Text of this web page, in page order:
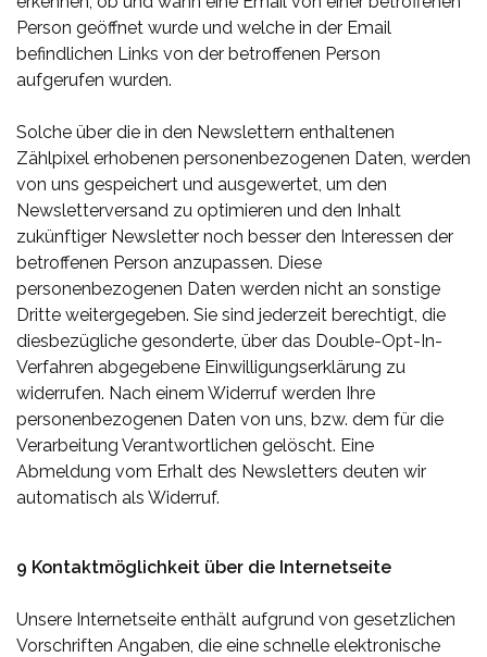
Person geöffnet wurde und welche in der Email
befindlichen Links von der betroffenen Person
aufgerufen wurden.
Solche über die in den Newslettern enthaltenen
Zählpixel erhobenen personenbezogenen Daten, werden
von uns gespeichert und ausgewertet, um den
Newsletterversand zu optimieren und den Inhalt
zukünftiger Newsletter noch besser den Interessen der
betroffenen Person anzupassen. Diese
personenbezogenen Daten werden nicht an sonstige
Dritte weitergegeben. Sie sind jederzeit berechtigt, die
diesbezügliche gesonderte, über das Double-Opt-In-
Verfahren abgegebene Einwilligungserklärung zu
widerrufen. Nach einem Widerruf werden Ihre
personenbezogenen Daten von uns, bzw. dem für die
Verarbeitung Verantwortlichen gelöscht. Eine
Abmeldung vom Erhalt des Newsletters deuten wir
automatisch als Widerruf.
9 Kontaktmöglichkeit über die Internetseite
Unsere Internetseite enthält aufgrund von gesetzlichen
Vorschriften Angaben, die eine schnelle elektronische